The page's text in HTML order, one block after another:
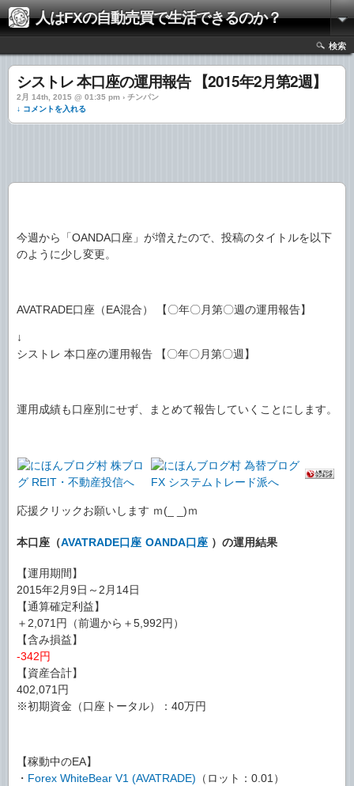
人はFXの自動売買で生活できるのか？
検索
シストレ 本口座の運用報告 【2015年2月第2週】
2月 14th, 2015 @ 01:35 pm › チンパン
↓ コメントを入れる
今週から「OANDA口座」が増えたので、投稿のタイトルを以下
のように少し変更。
AVATRADE口座（EA混合） 【〇年〇月第〇週の運用報告】
↓
シストレ 本口座の運用報告 【〇年〇月第〇週】
運用成績も口座別にせず、まとめて報告していくことにします。
応援クリックお願いします ｍ(_ _)ｍ
本口座（AVATRADE口座 OANDA口座 ）の運用結果
【運用期間】
2015年2月9日～2月14日
【通算確定利益】
＋2,071円（前週から＋5,992円）
【含み損益】
-342円
【資産合計】
402,071円
※初期資金（口座トータル）：40万円
【稼動中のEA】
・ Forex WhiteBear V1 (AVATRADE) （ロット：0.01）